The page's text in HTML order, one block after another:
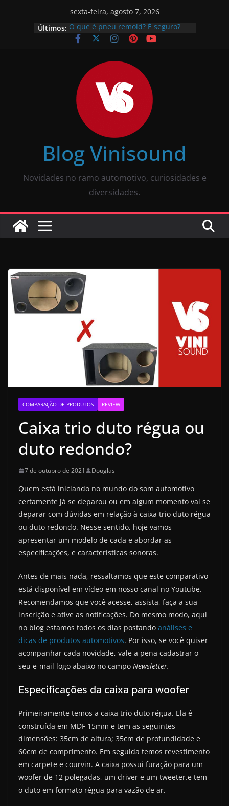
sexta-feira, agosto 7, 2026
Últimos: O que é pneu remold? É seguro?
Vale a pena?
descomplicado
JBL Wave Buds é bom? Uma review
completa
O som automotivo Pioneer é bom?
Review completa
Som para carros com bluetooth e
tela: como escolher?
Blog Vinisound
Novidades no ramo automotivo, curiosidades e
diversidades.
COMPARAÇÃO DE PRODUTOS REVIEW
Caixa trio duto régua ou
duto redondo?
7 de outubro de 2021 Douglas
Quem está iniciando no mundo do som automotivo
certamente já se deparou ou em algum momento vai se
deparar com dúvidas em relação à caixa trio duto régua
ou duto redondo. Nesse sentido, hoje vamos
apresentar um modelo de cada e abordar as
especificações, e características sonoras.
Antes de mais nada, ressaltamos que este comparativo
está disponível em vídeo em nosso canal no Youtube.
Recomendamos que você acesse, assista, faça a sua
inscrição e ative as notificações. Do mesmo modo, aqui
no blog estamos todos os dias postando análises e
dicas de produtos automotivos. Por isso, se você quiser
acompanhar cada novidade, vale a pena cadastrar o
seu e-mail logo abaixo no campo Newsletter.
Especificações da caixa para woofer
Primeiramente temos a caixa trio duto régua. Ela é
construída em MDF 15mm e tem as seguintes
dimensões: 35cm de altura; 35cm de profundidade e
60cm de comprimento. Em seguida temos revestimento
em carpete e courvin. A caixa possui furação para um
woofer de 12 polegadas, um driver e um tweeter.e tem
o duto em formato régua para vazão de ar.